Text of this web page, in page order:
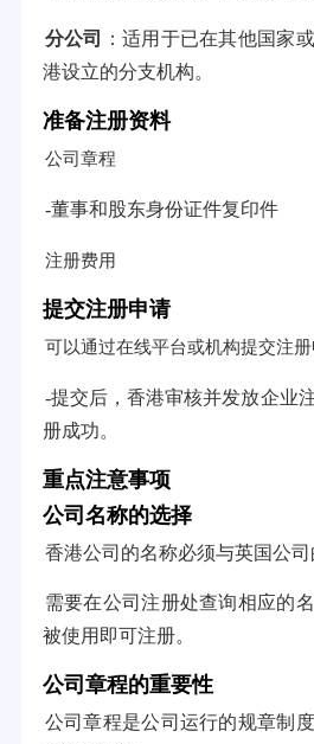
分公司
：适用于已在其他国家
港设立的分支机构。
准备注册资料
公司章程
-董事和股东身份证件复印件
注册费用
提交注册申请
可以通过在线平台或机构提交注册
-提交后，香港审核并发放企业
册成功。
重点注意事项
公司名称的选择
香港公司的名称必须与英国公司
需要在公司注册处查询相应的
被使用即可注册。
公司章程的重要性
公司章程是公司运行的规章制